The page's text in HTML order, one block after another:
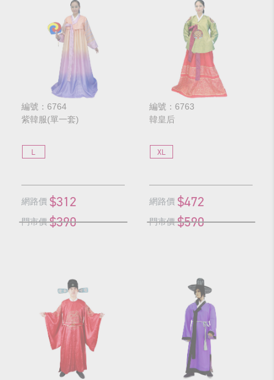
編號：6764
紫韓服(單一套)
L
網路價 $312
門市價 $390
編號：6763
韓皇后
XL
網路價 $472
門市價 $590